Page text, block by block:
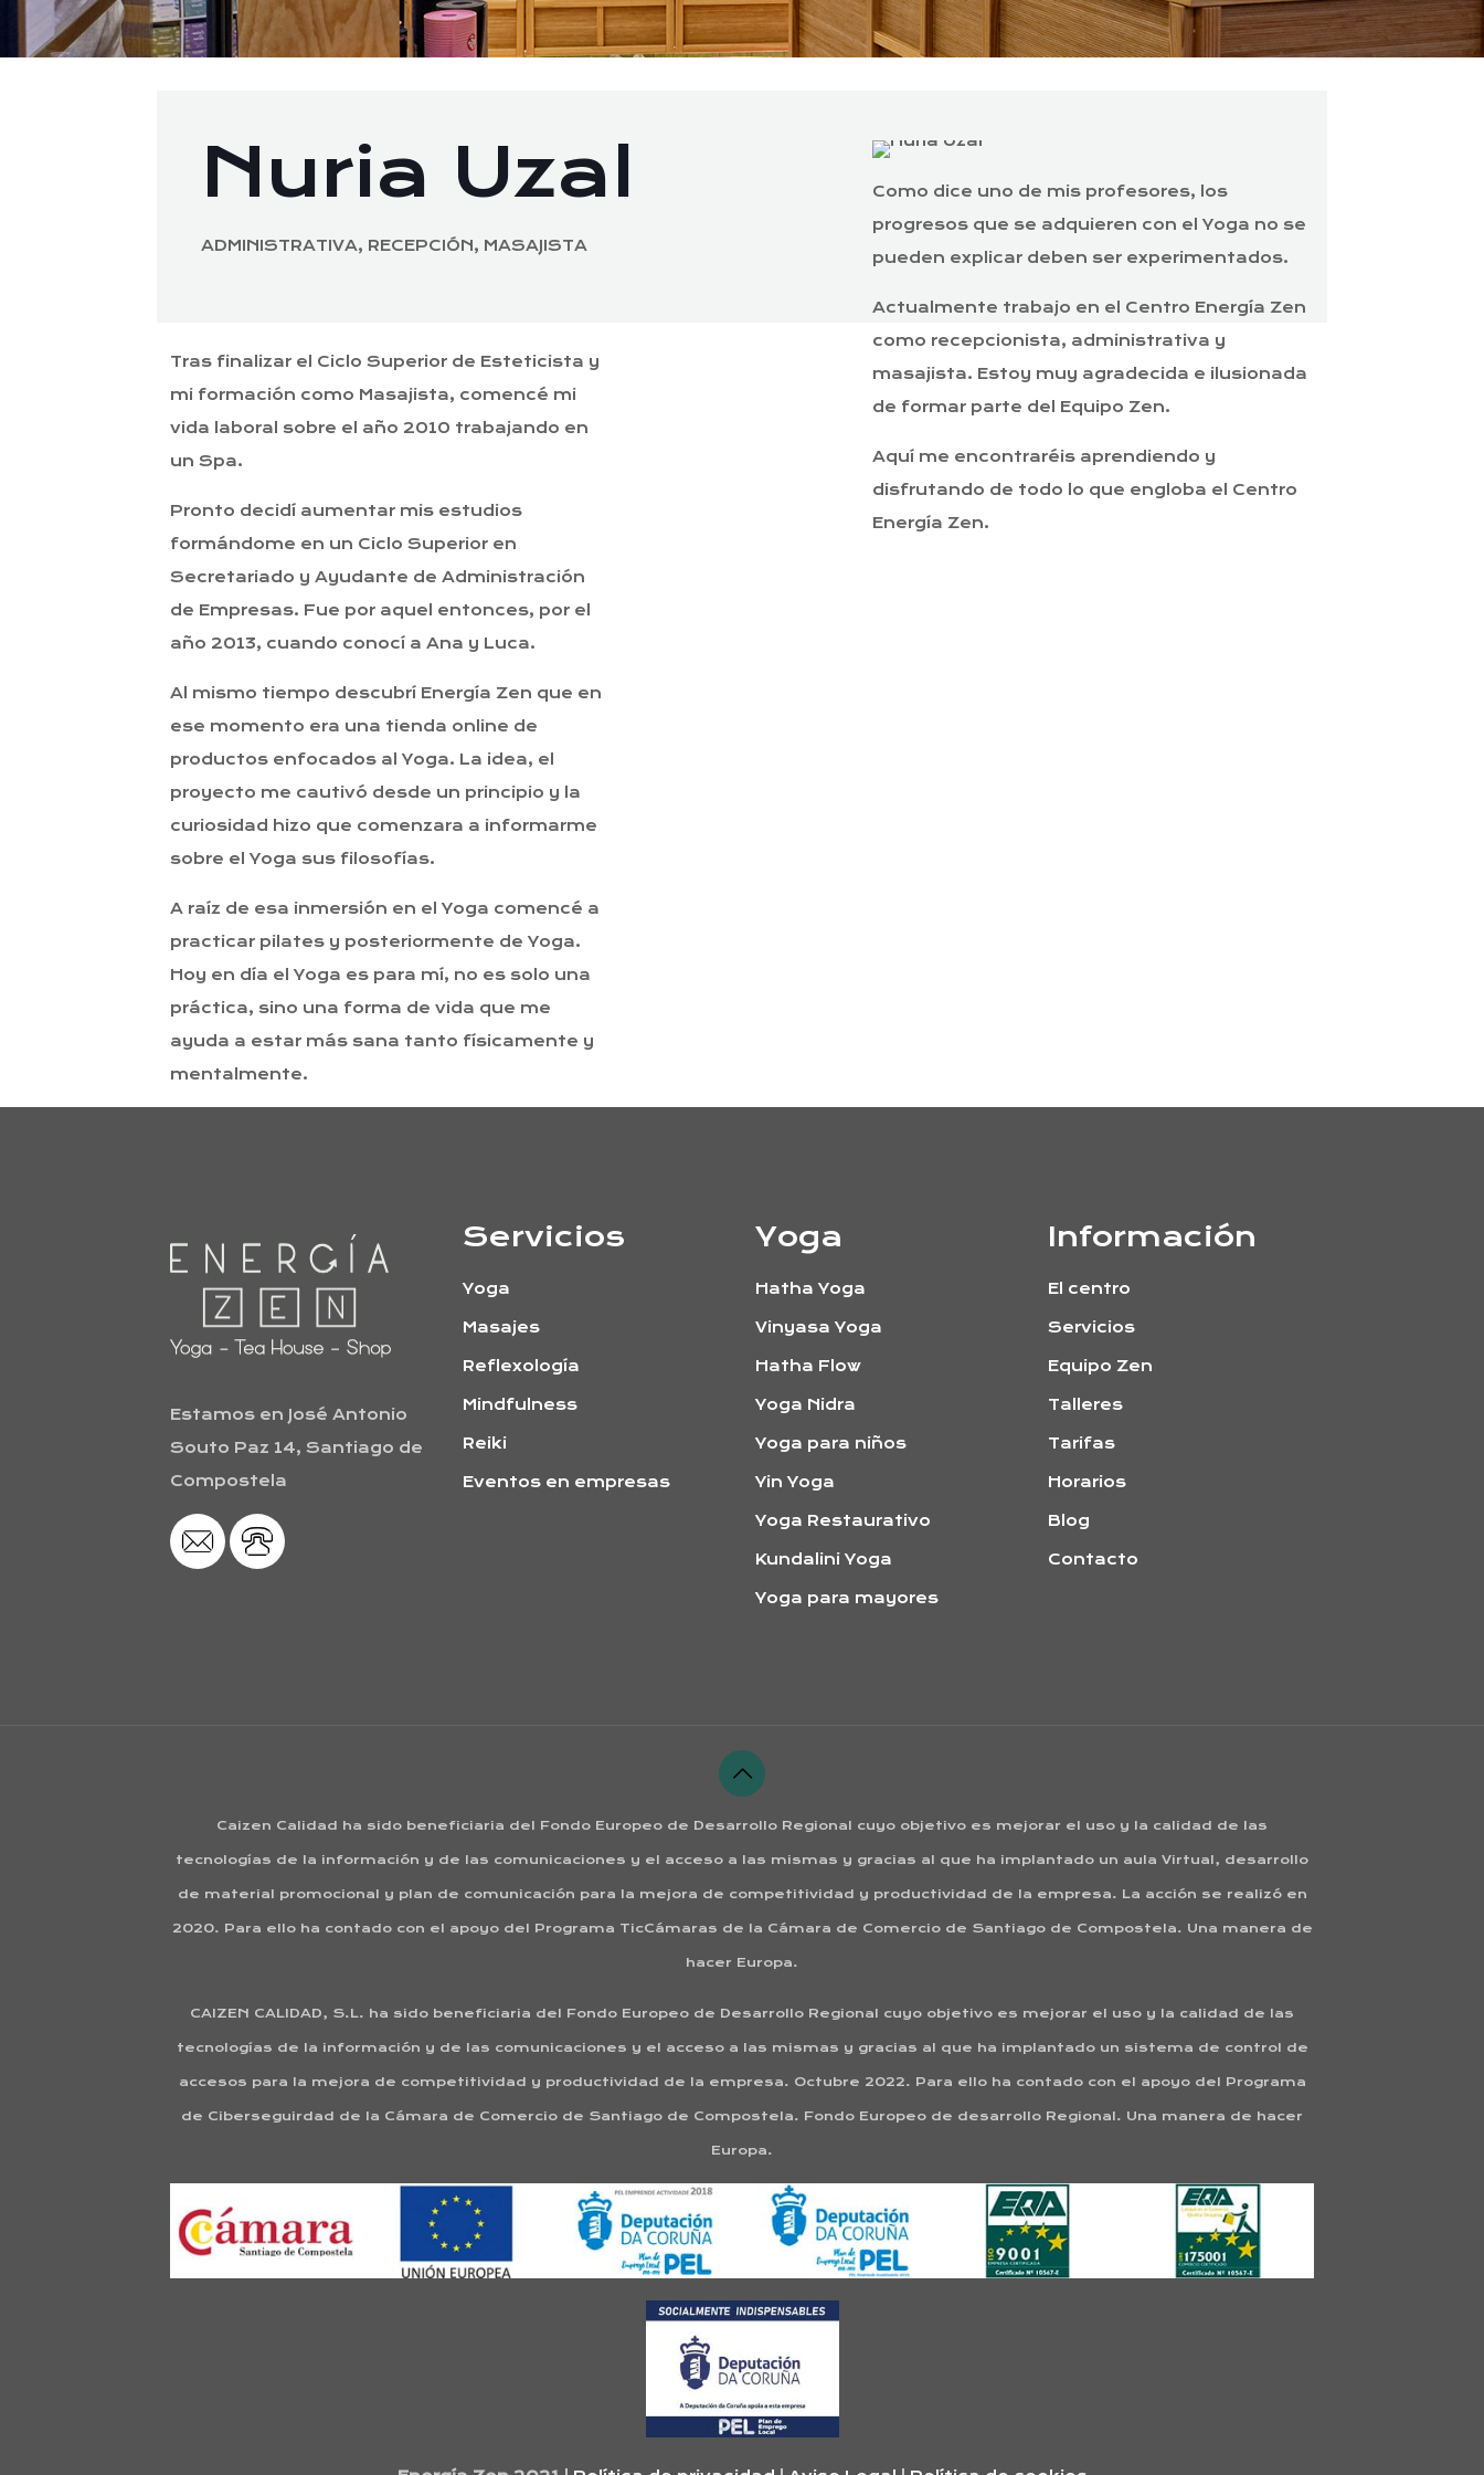
Nuria Uzal
ADMINISTRATIVA, RECEPCIÓN, MASAJISTA
Tras finalizar el Ciclo Superior de Esteticista y
mi formación como Masajista, comencé mi
vida laboral sobre el año 2010 trabajando en
un Spa.
Pronto decidí aumentar mis estudios
formándome en un Ciclo Superior en
Secretariado y Ayudante de Administración
de Empresas. Fue por aquel entonces, por el
año 2013, cuando conocí a Ana y Luca.
Al mismo tiempo descubrí Energía Zen que en
ese momento era una tienda online de
productos enfocados al Yoga. La idea, el
proyecto me cautivó desde un principio y la
curiosidad hizo que comenzara a informarme
sobre el Yoga sus filosofías.
A raíz de esa inmersión en el Yoga comencé a
practicar pilates y posteriormente de Yoga.
Hoy en día el Yoga es para mí, no es solo una
práctica, sino una forma de vida que me
ayuda a estar más sana tanto físicamente y
mentalmente.
Como dice uno de mis profesores, los
progresos que se adquieren con el Yoga no se
pueden explicar deben ser experimentados.
Actualmente trabajo en el Centro Energía Zen
como recepcionista, administrativa y
masajista. Estoy muy agradecida e ilusionada
de formar parte del Equipo Zen.
Aquí me encontraréis aprendiendo y
disfrutando de todo lo que engloba el Centro
Energía Zen.
Estamos en José Antonio
Souto Paz 14, Santiago de
Compostela
Servicios
Yoga
Masajes
Reflexología
Mindfulness
Reiki
Eventos en empresas
Yoga
Hatha Yoga
Vinyasa Yoga
Hatha Flow
Yoga Nidra
Yoga para niños
Yin Yoga
Yoga Restaurativo
Kundalini Yoga
Yoga para mayores
Información
El centro
Servicios
Equipo Zen
Talleres
Tarifas
Horarios
Blog
Contacto
Caizen Calidad ha sido beneficiaria del Fondo Europeo de Desarrollo Regional cuyo objetivo es mejorar el uso y la calidad de las
tecnologías de la información y de las comunicaciones y el acceso a las mismas y gracias al que ha implantado un aula Virtual, desarrollo
de material promocional y plan de comunicación para la mejora de competitividad y productividad de la empresa. La acción se realizó en
2020. Para ello ha contado con el apoyo del Programa TicCámaras de la Cámara de Comercio de Santiago de Compostela. Una manera de
hacer Europa.
CAIZEN CALIDAD, S.L. ha sido beneficiaria del Fondo Europeo de Desarrollo Regional cuyo objetivo es mejorar el uso y la calidad de las
tecnologías de la información y de las comunicaciones y el acceso a las mismas y gracias al que ha implantado un sistema de control de
accesos para la mejora de competitividad y productividad de la empresa. Octubre 2022. Para ello ha contado con el apoyo del Programa
de Ciberseguirdad de la Cámara de Comercio de Santiago de Compostela. Fondo Europeo de desarrollo Regional. Una manera de hacer
Europa.